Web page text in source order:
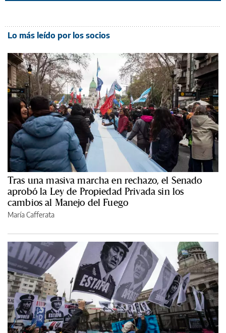
Lo más leído por los socios
Tras una masiva marcha en rechazo, el Senado
aprobó la Ley de Propiedad Privada sin los
cambios al Manejo del Fuego
María Cafferata